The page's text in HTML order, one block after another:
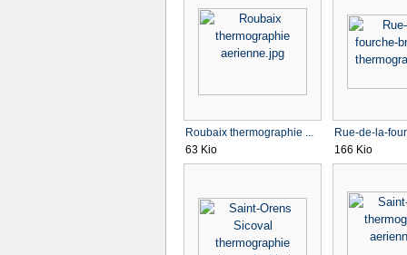
Roubaix thermographie ...
63 Kio
Rue-de-la-
166 Kio